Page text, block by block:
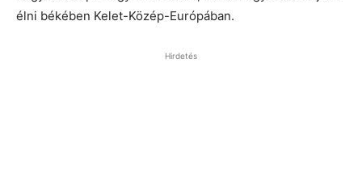
élni békében Kelet-Közép-Európában.
Hirdetés